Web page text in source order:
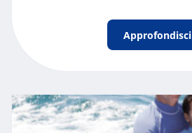
Approfondisci